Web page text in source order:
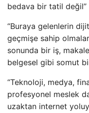
bedava bir tatil
“Buraya gelenlerin
geçmişe sahip
sonunda bir iş,
belgesel gibi somut
“Teknoloji, medya,
profesyonel meslek
uzaktan internet